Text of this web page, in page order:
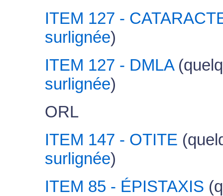
ITEM 127 -
surlignée)
ITEM 127 - DMLA
surlignée)
ORL
ITEM 147 - OTITE
surlignée)
ITEM 85 - ÉPISTAXIS